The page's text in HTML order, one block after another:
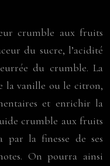
crumble aux fruits
du sucre, l’acidité
du crumble. La
la vanille ou le citron,
et enrichir la
crumble aux fruits
par la finesse de ses
On pourra ainsi